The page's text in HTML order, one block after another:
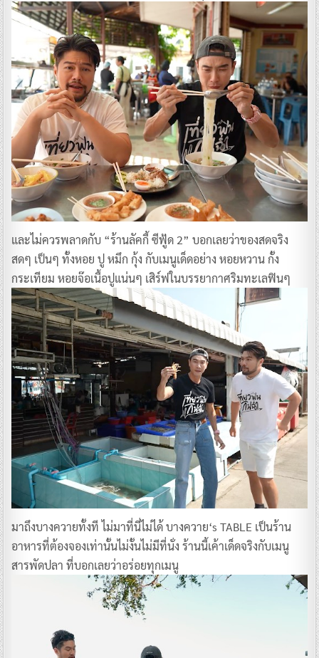
และไม่ควรพลาดกับ “ร้านลัคกี้ ซีฟู้ด 2” บอกเลยว่าของสดจริง
สดๆ เป็นๆ ทั้งหอย ปู หมึก กุ้ง กับเมนูเด็ดอย่าง หอยหวาน กั้ง
กระเทียม หอยจ๊อเนื้อปูแน่นๆ เสิร์ฟในบรรยากาศริมทะเลฟินๆ
มาถึงบางควายทั้งที ไม่มาที่นี่ไม่ได้ บางควาย‘s TABLE เป็นร้าน
อาหารที่ต้องจองเท่านั้นไม่งั้นไม่มีที่นั่ง ร้านนี้เค้าเด็ดจริงกับเมนู
สารพัดปลา ที่บอกเลยว่าอร่อยทุกเมนู